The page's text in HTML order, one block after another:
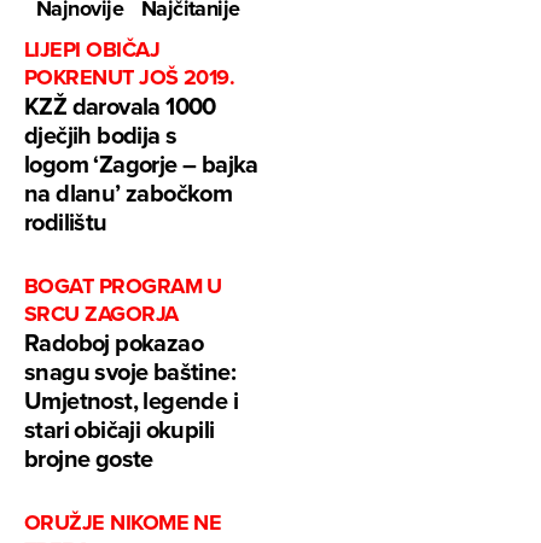
Najnovije
Najčitanije
LIJEPI OBIČAJ
POKRENUT JOŠ 2019.
KZŽ darovala 1000
dječjih bodija s
logom ‘Zagorje – bajka
na dlanu’ zabočkom
rodilištu
BOGAT PROGRAM U
SRCU ZAGORJA
Radoboj pokazao
snagu svoje baštine:
Umjetnost, legende i
stari običaji okupili
brojne goste
ORUŽJE NIKOME NE